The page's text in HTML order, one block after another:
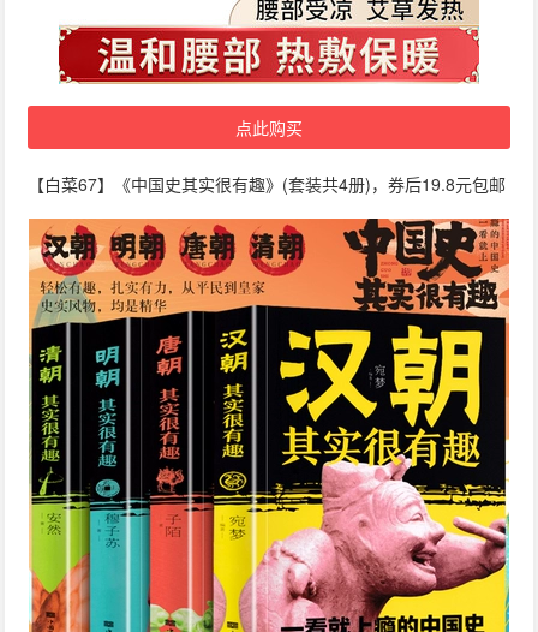
点此购买
【白菜67】《中国史其实很有趣》(套装共4册)，券后19.8元包邮